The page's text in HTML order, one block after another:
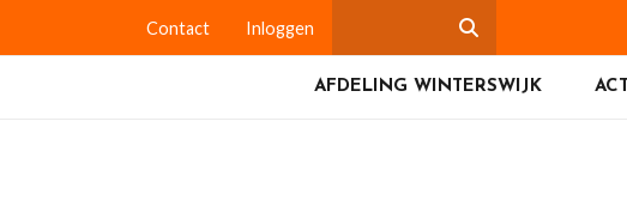
Contact Inloggen
AFDELING WINTERSWIJK